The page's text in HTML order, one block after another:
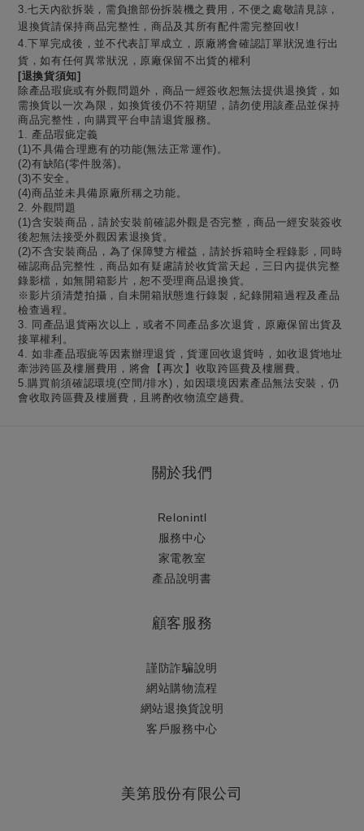
3.七天內欲拆裝，需負擔部份拆裝機之費用，不便之處敬請見諒，
退換貨請保持商品完整性，商品及其所有配件需完整回收 !
4.下單完成後，並不代表訂單成立，原廠將會確認訂單狀況進行出
貨，如有任何異常狀況，原廠保留不出貨的權利
[退換貨須知]
除產品瑕疵或有外觀問題外，商品一經簽收恕無法提供退換貨，如
需換貨以一次為限，如換貨後仍不符期望，請勿使用該產品並保持
商品完整性，向購買平台申請退貨服務。
1. 產品瑕疵定義
(1)不具備合理應有的功能(無法正常運作)。
(2)有缺陷(零件脫落)。
(3)不安全。
(4)商品並未具備原廠所稱之功能。
2. 外觀問題
(1)含安裝商品，請於安裝前確認外觀是否完整，商品一經安裝簽收
後恕無法接受外觀因素退換貨。
(2)不含安裝商品，為了保障雙方權益，請於拆箱時全程錄影，同時
確認商品完整性，商品如有疑慮請於收貨當天起，三日內提供完整
錄影檔，如無開箱影片，恕不受理商品退換貨。
※影片須清楚拍攝，自未開箱狀態進行錄製，紀錄開箱過程及產品
檢查過程。
3. 同產品退貨兩次以上，或者不同產品多次退貨，原廠保留出貨及
接單權利。
4. 如非產品瑕疵等因素辦理退貨，貨運回收退貨時，如收退貨地址
牽涉跨區及樓層費用，將會【再次】收取跨區費及樓層費。
5.購買前須確認環境(空間/排水)，如因環境因素產品無法安裝，仍
會收取跨區費及樓層費，且將酌收物流空趟費。
關於我們
Relonintl
服務中心
家電教室
產品說明書
顧客服務
謹防詐騙說明
網站購物流程
網站退換貨說明
​客戶服務中心
美第股份有限公司